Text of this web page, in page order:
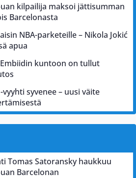
kilpailija maksoi jättisumman
Barcelonasta
NBA-parketeille – Nikola Jokić
apua
Embiidin kuntoon on tullut
syvenee – uusi väite
Tomas Satoransky haukkuu
Barcelonan